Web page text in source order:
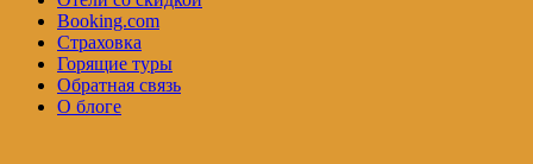
Booking.com
Страховка
Горящие туры
Обратная связь
О блоге